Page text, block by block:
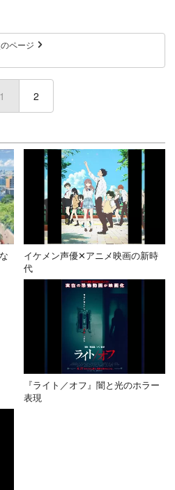
ページ
1 (current)
2
イケメン声優✕アニメ映画の新時
代
『ライト／オフ』闇と光のホラー
表現